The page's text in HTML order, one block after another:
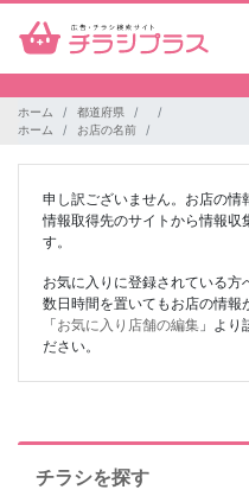
ホーム
都道府県
ホーム
お店の名前
申し訳ございません。お店の情
情報取得先のサイトから情報収
す。
お気に入りに登録されている方
数日時間を置いてもお店の情
「お気に入り店舗の編集 」より
ださい。
チラシを探す